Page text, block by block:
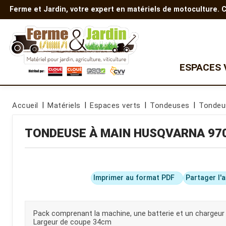
Ferme et Jardin, votre expert en matériels de motoculture.
ESPACES
TONDEUSES
Tondeuse
AUTRES EQUIPEMENTS
Découpeuses
MICRO TRACTEUR
Quad
Accueil Matériels Espaces verts Tondeuses
TONDEUSE À MAIN HUSQVARNA
Pack comprenant la machine, une batterie et un chargeur
Largeur de coupe 34cm
Partager
Imprimer au format PDF